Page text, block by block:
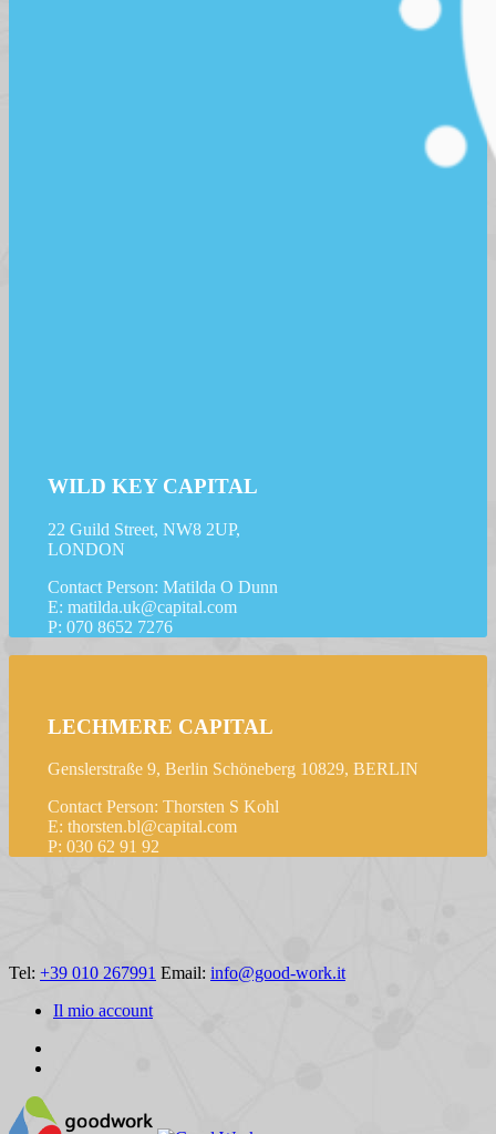
WILD KEY CAPITAL
22 Guild Street, NW8 2UP,
LONDON
Contact Person: Matilda O Dunn
E: matilda.uk@capital.com
P: 070 8652 7276
LECHMERE CAPITAL
Genslerstraße 9, Berlin Schöneberg 10829, BERLIN
Contact Person: Thorsten S Kohl
E: thorsten.bl@capital.com
P: 030 62 91 92
Tel: +39 010 267991 Email: info@good-work.it
Il mio account